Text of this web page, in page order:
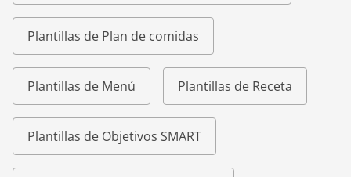
Plantillas de Plan de comidas
Plantillas de Menú Plantillas de Receta
Plantillas de Objetivos SMART